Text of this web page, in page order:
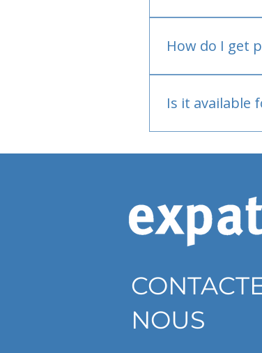
How do I get
Is it available
NOUS